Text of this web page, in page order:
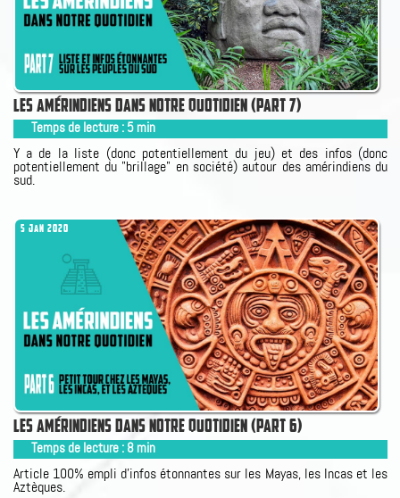
LES AMÉRINDIENS DANS NOTRE QUOTIDIEN (PART 7)
Temps de lecture : 5 min
Y a de la liste (donc potentiellement du jeu) et des infos (donc
potentiellement du "brillage" en société) autour des amérindiens du
sud.
LES AMÉRINDIENS DANS NOTRE QUOTIDIEN (PART 6)
5 JAN 2020
Temps de lecture : 8 min
Article 100% empli d'infos étonnantes sur les Mayas, les Incas et les
Aztèques.